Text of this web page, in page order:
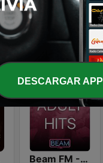
Beam FM - Adult Hits
DESCARGAR APP